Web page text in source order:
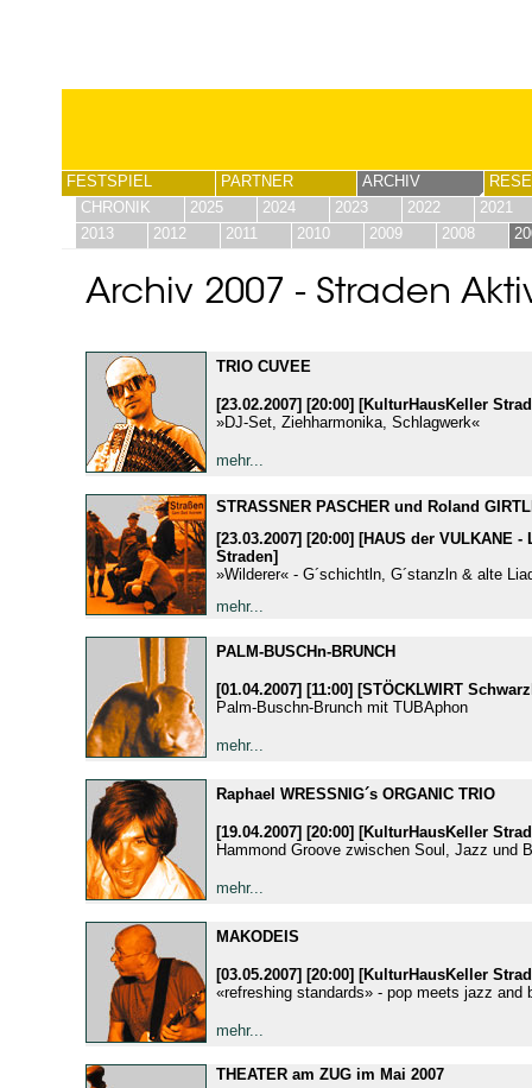
FESTSPIEL PARTNER ARCHIV
CHRONIK
2025 2024 2023 2022
2021
2013
2012 2011 2010 2009 2008
Archiv 2007 - Straden
TRIO CUVEE
[23.02.2007] [20:00] [KulturHausKeller
»DJ-Set, Ziehharmonika, Schlagwerk«
mehr...
STRASSNER PASCHER und Roland
[23.03.2007] [20:00] [HAUS der VULKANE -
Straden]
»Wilderer« - G´schichtln, G´stanzln & alte
mehr...
PALM-BUSCHn-BRUNCH
[01.04.2007] [11:00] [STÖCKLWIRT
Palm-Buschn-Brunch mit TUBAphon
mehr...
Raphael WRESSNIG´s ORGANIC TRIO
[19.04.2007] [20:00] [KulturHausKeller
Hammond Groove zwischen Soul, Jazz und
mehr...
MAKODEIS
[03.05.2007] [20:00] [KulturHausKeller
«refreshing standards» - pop meets jazz and
mehr...
THEATER am ZUG im Mai 2007